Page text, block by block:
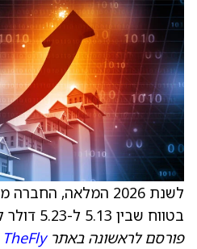
בטווח שבין 5.13 ל-5.23 דולר למניה בדילול מלא.
פורסם לראשונה באתרTheFly